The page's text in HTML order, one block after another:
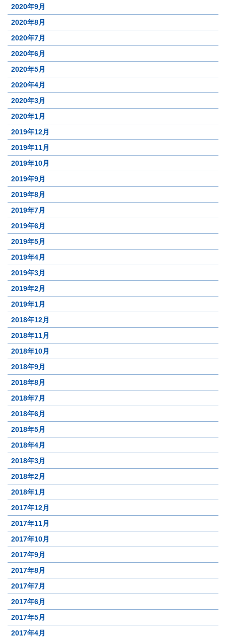
2020年9月
2020年8月
2020年7月
2020年6月
2020年5月
2020年4月
2020年3月
2020年1月
2019年12月
2019年11月
2019年10月
2019年9月
2019年8月
2019年7月
2019年6月
2019年5月
2019年4月
2019年3月
2019年2月
2019年1月
2018年12月
2018年11月
2018年10月
2018年9月
2018年8月
2018年7月
2018年6月
2018年5月
2018年4月
2018年3月
2018年2月
2018年1月
2017年12月
2017年11月
2017年10月
2017年9月
2017年8月
2017年7月
2017年6月
2017年5月
2017年4月